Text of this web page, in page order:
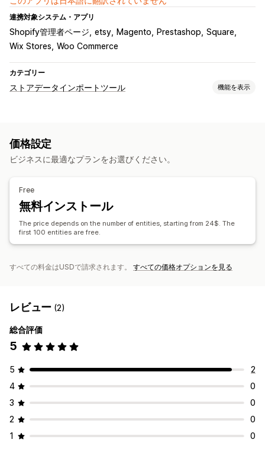
連携対象システム・アプリ
Shopify管理者ページ etsy Magento Prestashop Square
Wix Stores Woo Commerce
カテゴリー
ストアデータインポートツール 機能を表示
双方向の同期
大きいサイズのファイルに対応
お客様 ディスカウント 在庫
レビュー プラットフォーム移行
価格設定
ビジネスに最適なプランをお選びください。
Free
無料インストール
The price depends on the number of entities, starting from 24$. The
first 100 entities are free.
すべての料金はUSDで請求されます。 すべての価格オプションを見る
レビュー (2)
総合評価
5
5
2
4
0
3
0
2
0
1
0